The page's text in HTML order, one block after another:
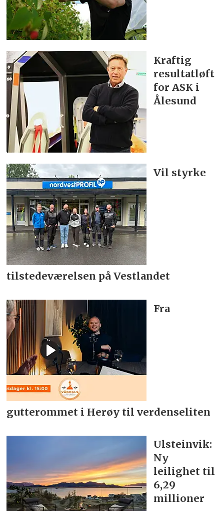
Kraftig
resultatløft
for ASK i
Ålesund
Vil styrke
tilstedeværelsen på Vestlandet
Fra
gutterommet i Herøy til verdenseliten
Ulsteinvik:
Ny
leilighet til
6,29
millioner